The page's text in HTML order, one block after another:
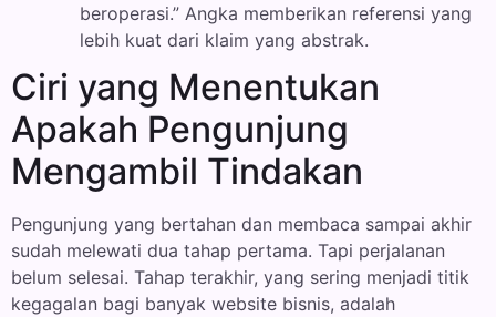
beroperasi.” Angka memberikan referensi yang
lebih kuat dari klaim yang abstrak.
Ciri yang Menentukan
Apakah Pengunjung
Mengambil Tindakan
Pengunjung yang bertahan dan membaca sampai akhir
sudah melewati dua tahap pertama. Tapi perjalanan
belum selesai. Tahap terakhir, yang sering menjadi titik
kegagalan bagi banyak website bisnis, adalah